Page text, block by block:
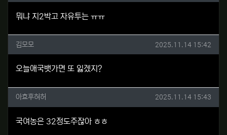
뭐냐 지2박고 자유투는 ㅠㅠ
김모모님의 댓글
김모모 작성일
2025.11.14 15:42
오늘애국뱃가면 또 잃겠지?
아효후혀허님의 댓글
아효후혀허 작성일
2025.11.14 15:43
국여농은 32정도주잖아 ㅎㅎ